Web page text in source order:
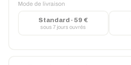
Mode de livraison
Standard · 59 €
sous 7 jours ouvrés